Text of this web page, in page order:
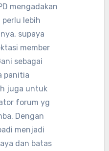
mengadakan
lebih
supaya
member
sebagai
panitia
juga untuk
forum yg
Dengan
menjadi
dan batas